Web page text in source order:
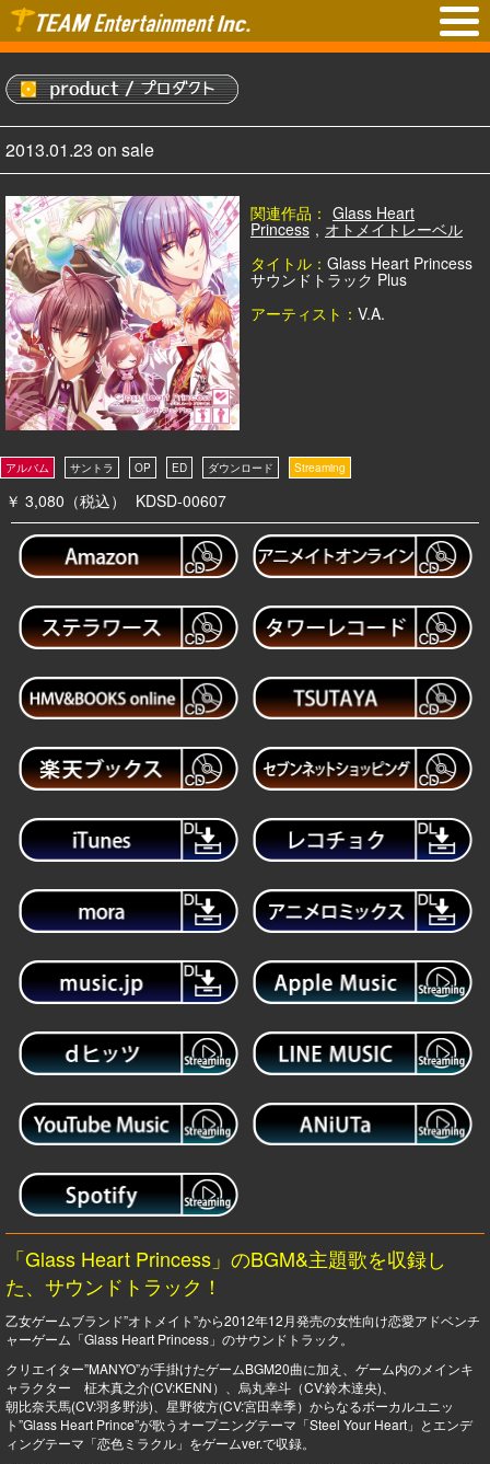
2013.01.23 on sale
関連作品： Glass Heart
Princess , オトメイトレーベル
タイトル： Glass Heart Princess
サウンドトラック Plus
アーティスト： V.A.
￥ 3,080（税込） KDSD-00607
「Glass Heart Princess」のBGM&主題歌を収録し
た、サウンドトラック！
乙女ゲームブランド”オトメイト”から2012年12月発売の女性向け恋愛アドベンチ
ャーゲーム「Glass Heart Princess」のサウンドトラック。
クリエイター”MANYO”が手掛けたゲームBGM20曲に加え、ゲーム内のメインキ
ャラクター 柾木真之介(CV:KENN）、烏丸幸斗（CV:鈴木達央)、
朝比奈天馬(CV:羽多野渉)、星野彼方(CV:宮田幸季）からなるボーカルユニッ
ト”Glass Heart Prince”が歌うオープニングテーマ「Steel Your Heart」とエンデ
ィングテーマ「恋色ミラクル」をゲームver.で収録。